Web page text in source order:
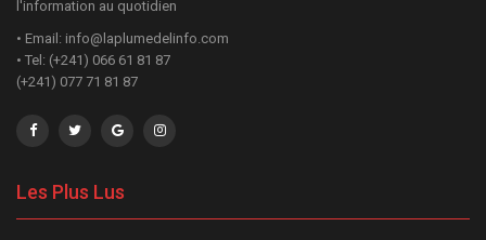
l'information au quotidien
• Email: info@laplumedelinfo.com
• Tel: (+241) 066 61 81 87
(+241) 077 71 81 87
Les Plus Lus